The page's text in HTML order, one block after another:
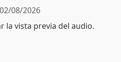
02/08/2026